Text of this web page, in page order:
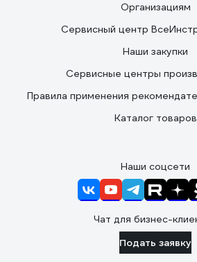
Организациям
Сервисный центр
Наши закупки
Сервисные центры
Правила применения
Каталог товаров
Наши соцсети
Чат для бизнес-
Подать заявку